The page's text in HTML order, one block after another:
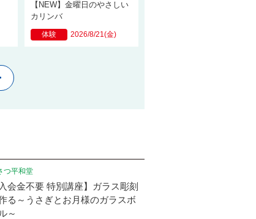
【NEW】金曜日のやさしい
カリンバ
体験 2026/8/21(金)
つ平和堂
入会金不要 特別講座】ガラス彫刻
る～うさぎとお月様のガラスボ
～